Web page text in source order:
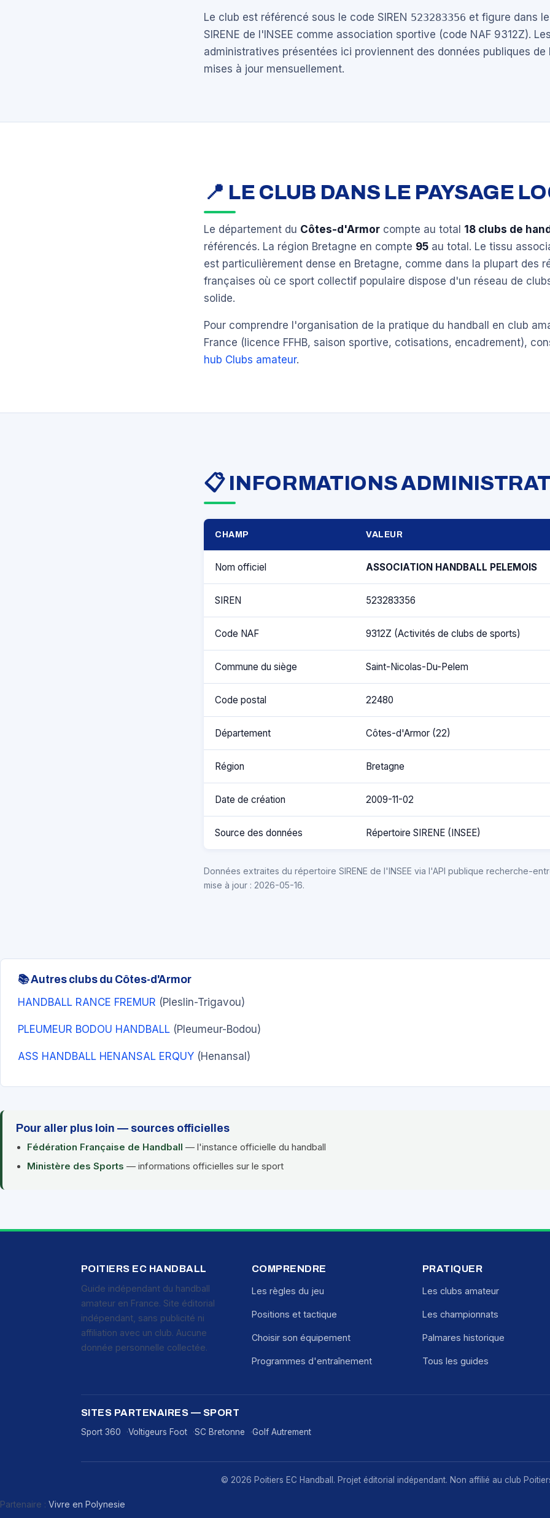
Le club est référencé sous le code SIREN 523283356 et figure dans
SIRENE de l'INSEE comme association sportive (code NAF 9312Z).
administratives présentées ici proviennent des données publiques de
mises à jour mensuellement.
📍 LE CLUB DANS LE PAYSAGE
Le département du Côtes-d'Armor compte au total 18 clubs de
référencés. La région Bretagne en compte 95 au total. Le tissu
est particulièrement dense en Bretagne, comme dans la plupart des
françaises où ce sport collectif populaire dispose d'un réseau de
solide.
Pour comprendre l'organisation de la pratique du handball en club
France (licence FFHB, saison sportive, cotisations, encadrement),
hub Clubs amateur.
📋 INFORMATIONS
CHAMP VALEUR
Nom officiel ASSOCIATION HANDBALL PELEMOIS
SIREN 523283356
Code NAF 9312Z (Activités de clubs de sports)
Commune du siège Saint-Nicolas-Du-Pelem
Code postal 22480
Département Côtes-d'Armor (22)
Région Bretagne
Date de création 2009-11-02
Source des données Répertoire SIRENE (INSEE)
Données extraites du répertoire SIRENE de l'INSEE via l'API publique recherche-
mise à jour : 2026-05-16.
📚 Autres clubs du Côtes-d'Armor
HANDBALL RANCE FREMUR (Pleslin-Trigavou)
PLEUMEUR BODOU HANDBALL (Pleumeur-Bodou)
ASS HANDBALL HENANSAL ERQUY (Henansal)
Pour aller plus loin — sources officielles
Fédération Française de Handball — l'instance officielle du handball
Ministère des Sports — informations officielles sur le sport
POITIERS EC HANDBALL
Guide indépendant du handball
amateur en France. Site éditorial
indépendant, sans publicité ni
affiliation avec un club. Aucune
donnée personnelle collectée.
COMPRENDRE
Les règles du jeu
Positions et tactique
Choisir son équipement
Programmes d'entraînement
PRATIQUER
Les clubs amateur
Les championnats
Palmares historique
Tous les guides
SITES PARTENAIRES — SPORT
Sport 360 Voltigeurs Foot SC Bretonne Golf Autrement
© 2026 Poitiers EC Handball. Projet éditorial indépendant. Non affilié au club
Partenaire : Vivre en Polynesie